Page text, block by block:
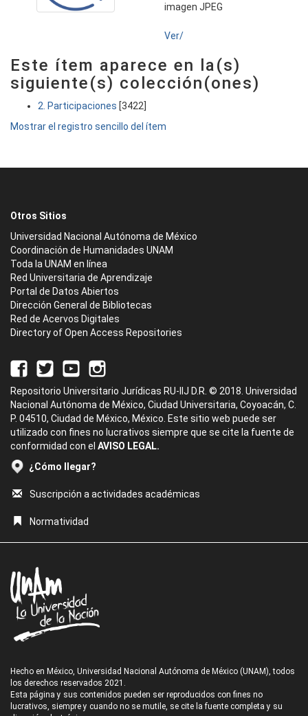
imagen JPEG
Ver/
Este ítem aparece en la(s)
siguiente(s) colección(ones)
2. Participaciones [3422]
Mostrar el registro sencillo del ítem
Otros Sitios
Universidad Nacional Autónoma de México
Coordinación de Humanidades UNAM
Toda la UNAM en línea
Red Universitaria de Aprendizaje
Portal de Datos Abiertos
Dirección General de Bibliotecas
Red de Acervos Digitales
Directory of Open Access Repositories
Repositorio Universitario Jurídicas RU-IIJ D.R. © 2018. Universidad
Nacional Autónoma de México, Ciudad Universitaria, Coyoacán, C.
P. 04510, Ciudad de México, México. Este sitio web puede ser
utilizado con fines no lucrativos siempre que se cite la fuente de
conformidad con el AVISO LEGAL.
¿Cómo llegar?
Suscripción a actividades académicas
Normatividad
Hecho en México, Universidad Nacional Autónoma de México (UNAM), todos
los derechos reservados 2021.
Esta página y sus contenidos pueden ser reproducidos con fines no
lucrativos, siempre y cuando no se mutile, se cite la fuente completa y su